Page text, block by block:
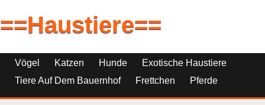
==Haustiere==
Vögel Katzen Hunde
Exotische Haustiere
Tiere Auf Dem Bauernhof
Frettchen
Pferde
Haustierfische
Haustierersatz